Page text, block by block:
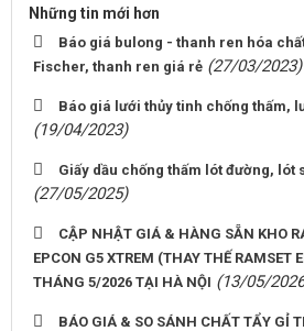
Những tin mới hơn
Báo giá bulong - thanh ren hóa
Fischer, thanh ren giá rẻ (27/03/2023)
Báo giá lưới thủy tinh chống thấm,
(19/04/2023)
Giấy dầu chống thấm lót đường, lót
(27/05/2025)
CẬP NHẬT GIÁ & HÀNG SẴN KHO
EPCON G5 XTREM (THAY THẾ RAMSET
THÁNG 5/2026 TẠI HÀ NỘI (13/05/
BÁO GIÁ & SO SÁNH CHẤT TẨY GỈ